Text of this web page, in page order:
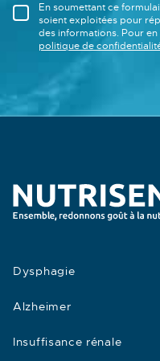
En soumettant ce
soient exploitées pour
des informations. Pour
politique de
Dysphagie
Alzheimer
Insuffisance rénale